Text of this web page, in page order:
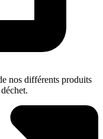
nos différents produits